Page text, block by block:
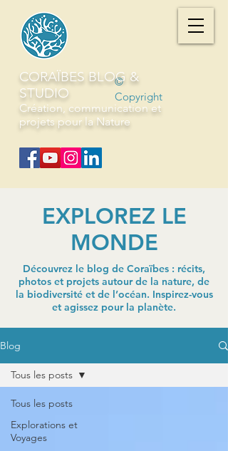
©
Copyright
CORAÏBES BLOG &
STUDIO
Création, communication et
projets pour la Nature
EXPLOREZ LE
MONDE
Découvrez le blog de Coraïbes : récits,
photos et projets autour de la nature, de
la biodiversité et de l’océan. Inspirez-vous
et agissez pour la planète.
Blog
Tous les posts
Explorations et
Voyages
Tous les posts